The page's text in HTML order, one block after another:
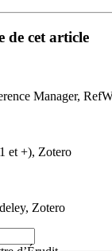
de cet article
Manager,
et +), Zotero
Zotero